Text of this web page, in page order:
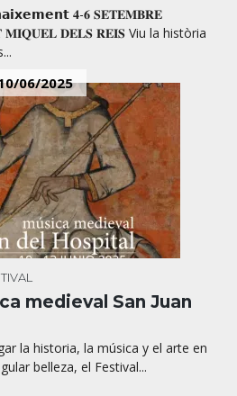
𝟒-𝟔 𝐒𝐄𝐓𝐄𝐌𝐁𝐑𝐄
𝐃𝐄𝐋𝐒 𝐑𝐄𝐈𝐒 Viu la història
06/2025
medieval San Juan
la historia, la música y el arte en
belleza, el Festival...